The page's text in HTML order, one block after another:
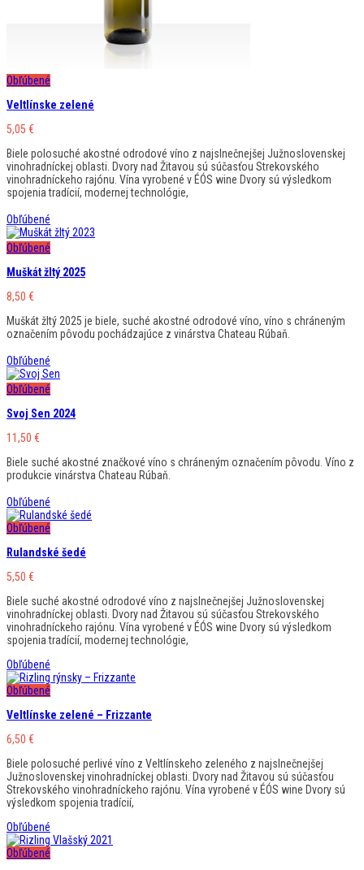
Obľúbené
Veltlínske zelené
5,05 €
Biele polosuché akostné odrodové víno z najslnečnejšej Južnoslovenskej
vinohradníckej oblasti. Dvory nad Žitavou sú súčasťou Strekovského
vinohradníckeho rajónu. Vína vyrobené v ÉÓS wine Dvory sú výsledkom
spojenia tradícií, modernej technológie,
Obľúbené
Obľúbené
Muškát žltý 2025
8,50 €
Muškát žltý 2025 je biele, suché akostné odrodové víno, víno s chráneným
označením pôvodu pochádzajúce z vinárstva Chateau Rúbaň.
Obľúbené
Obľúbené
Svoj Sen 2024
11,50 €
Biele suché akostné značkové víno s chráneným označením pôvodu. Víno z
produkcie vinárstva Chateau Rúbaň.
Obľúbené
Obľúbené
Rulandské šedé
5,50 €
Biele suché akostné odrodové víno z najslnečnejšej Južnoslovenskej
vinohradníckej oblasti. Dvory nad Žitavou sú súčasťou Strekovského
vinohradníckeho rajónu. Vína vyrobené v ÉÓS wine Dvory sú výsledkom
spojenia tradícií, modernej technológie,
Obľúbené
Obľúbené
Veltlínske zelené – Frizzante
6,50 €
Biele polosuché perlivé víno z Veltlínskeho zeleného z najslnečnejšej
Južnoslovenskej vinohradníckej oblasti. Dvory nad Žitavou sú súčasťou
Strekovského vinohradníckeho rajónu. Vína vyrobené v ÉÓS wine Dvory sú
výsledkom spojenia tradícií,
Obľúbené
Obľúbené